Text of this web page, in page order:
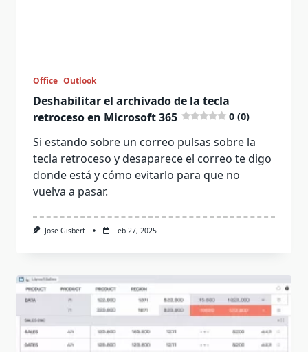
Office Outlook
Deshabilitar el archivado de la tecla
retroceso en Microsoft 365
0 (0)
Si estando sobre un correo pulsas sobre la
tecla retroceso y desaparece el correo te digo
donde está y cómo evitarlo para que no
vuelva a pasar.
Jose Gisbert Feb 27, 2025